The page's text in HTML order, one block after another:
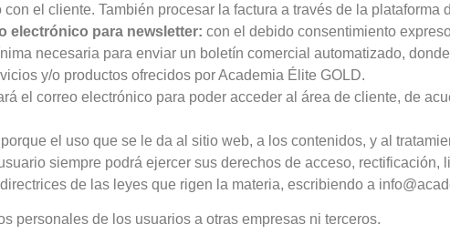
el cliente. También procesar la factura a través de la plataforma
electrónico para newsletter: con el debido consentimiento
necesaria para enviar un boletín comercial automatizado,
y/o productos ofrecidos por Academia Élite GOLD.
el correo electrónico para poder acceder al área de cliente, de
el uso que se le da al sitio web, a los contenidos, y al
siempre podrá ejercer sus derechos de acceso,
de las leyes que rigen la materia, escribiendo a
personales de los usuarios a otras empresas ni terceros.